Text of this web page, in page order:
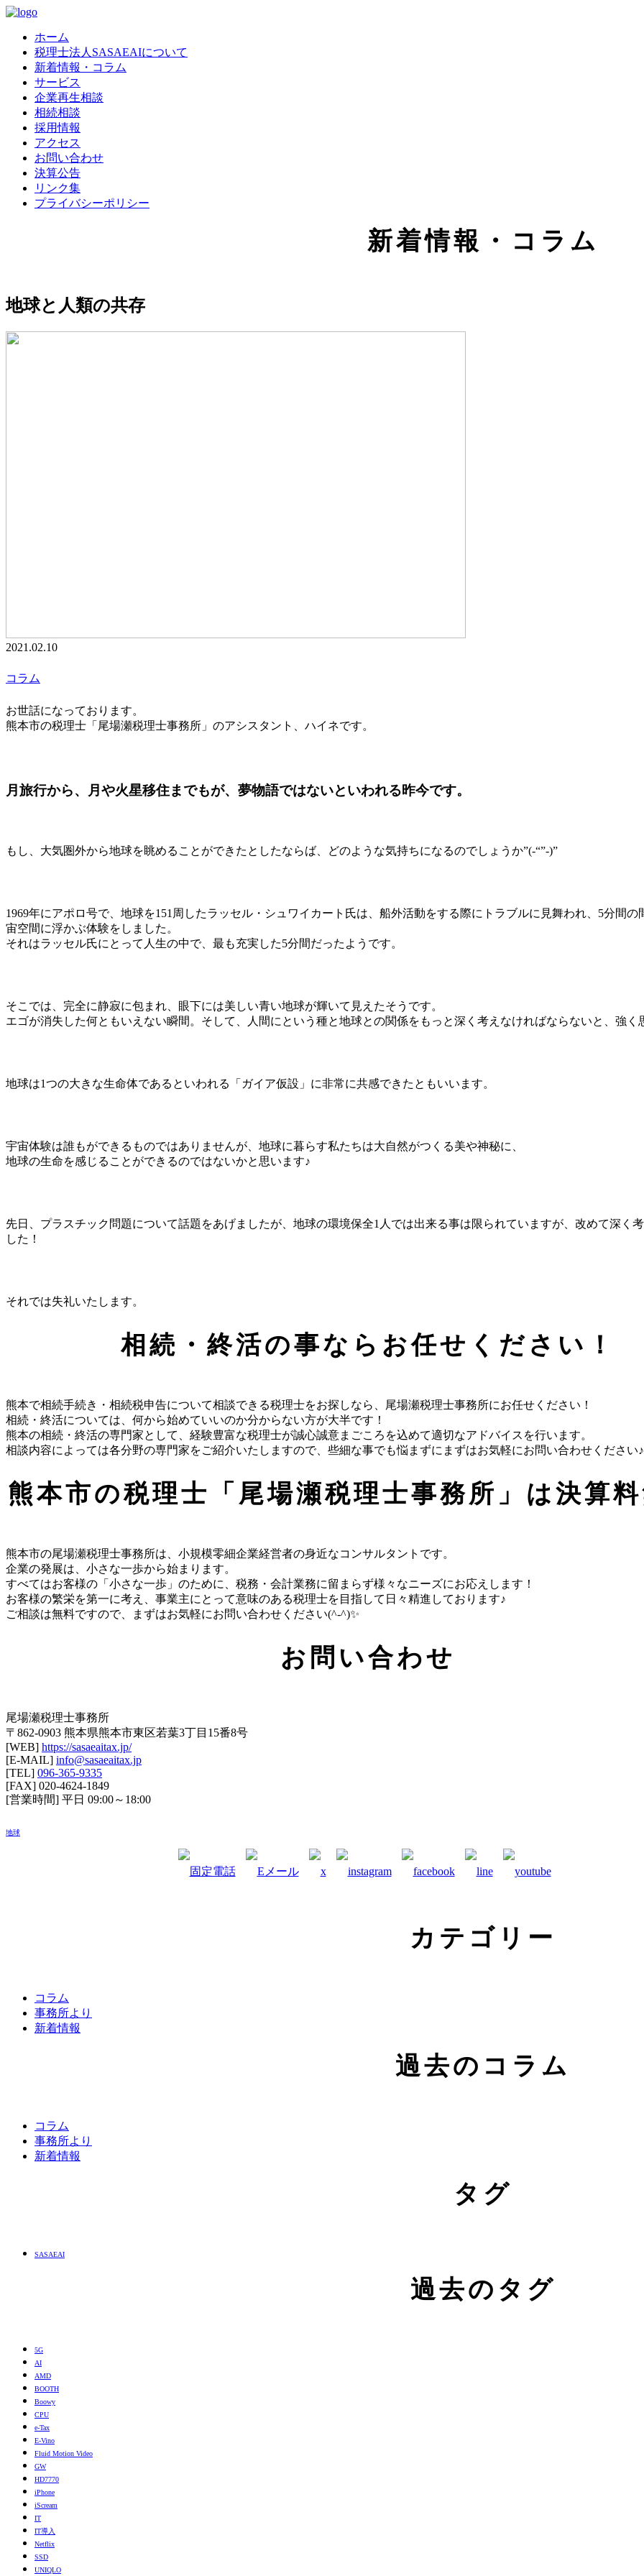
ホーム
税理士法人SASAEAIについて
新着情報・コラム
サービス
企業再生相談
相続相談
採用情報
アクセス
お問い合わせ
決算公告
リンク集
プライバシーポリシー
新着情報・コラム
地球と人類の共存
2021.02.10
コラム
お世話になっております。
熊本市の税理士「尾場瀬税理士事務所」のアシスタント、ハイネです。
月旅行から、月や火星移住までもが、夢物語ではないといわれる昨今です。
もし、大気圏外から地球を眺めることができたとしたならば、どのような気持ちになるのでしょうか”(-“”-)”
1969年にアポロ号で、地球を151周したラッセル・シュワイカート氏は、船外活動をする際にトラブルに見舞われ、5分間の
宙空間に浮かぶ体験をしました。
それはラッセル氏にとって人生の中で、最も充実した5分間だったようです。
そこでは、完全に静寂に包まれ、眼下には美しい青い地球が輝いて見えたそうです。
エゴが消失した何ともいえない瞬間。そして、人間にという種と地球との関係をもっと深く考えなければならないと、強く
地球は1つの大きな生命体であるといわれる「ガイア仮設」に非常に共感できたともいいます。
宇宙体験は誰もができるものではありませんが、地球に暮らす私たちは大自然がつくる美や神秘に、
地球の生命を感じることができるのではないかと思います♪
先日、プラスチック問題について話題をあげましたが、地球の環境保全1人では出来る事は限られていますが、改めて深く
した！
それでは失礼いたします。
相続・終活の事ならお任せください！
熊本で相続手続き・相続税申告について相談できる税理士をお探しなら、尾場瀬税理士事務所にお任せください！
相続・終活については、何から始めていいのか分からない方が大半です！
熊本の相続・終活の専門家として、経験豊富な税理士が誠心誠意まごころを込めて適切なアドバイスを行います。
相談内容によっては各分野の専門家をご紹介いたしますので、些細な事でも悩まずにまずはお気軽にお問い合わせください♪
熊本市の税理士「尾場瀬税理士事務所」は決算
熊本市の尾場瀬税理士事務所は、小規模零細企業経営者の身近なコンサルタントです。
企業の発展は、小さな一歩から始まります。
すべてはお客様の「小さな一歩」のために、税務・会計業務に留まらず様々なニーズにお応えします！
お客様の繁栄を第一に考え、事業主にとって意味のある税理士を目指して日々精進しております♪
ご相談は無料ですので、まずはお気軽にお問い合わせください(^-^)✨
お問い合わせ
尾場瀬税理士事務所
〒862-0903 熊本県熊本市東区若葉3丁目15番8号
[WEB] https://sasaeaitax.jp/
[E-MAIL] info@sasaeaitax.jp
[TEL] 096-365-9335
[FAX] 020-4624-1849
[営業時間] 平日 09:00～18:00
地球
カテゴリー
コラム
事務所より
新着情報
過去のコラム
コラム
事務所より
新着情報
タグ
SASAEAI
過去のタグ
5G
AI
AMD
BOOTH
Boowy
CPU
e-Tax
E-Vino
Fluid Motion Video
GW
HD7770
iPhone
iScream
IT
IT導入
Netflix
SSD
UNIQLO